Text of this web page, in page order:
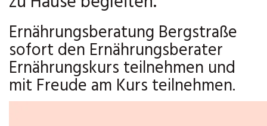
Ernährungsberatung Bergstraße
sofort den Ernährungsberater
Ernährungskurs teilnehmen und
mit Freude am Kurs teilnehmen.